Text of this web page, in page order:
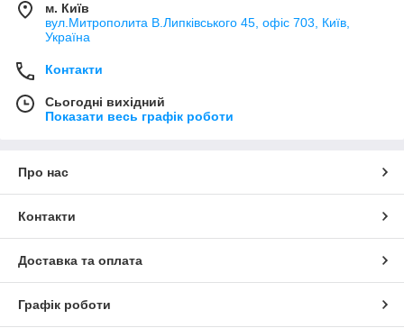
м. Київ
вул.Митрополита В.Липківського 45, офіс 703, Київ,
Україна
Контакти
Сьогодні вихідний
Показати весь графік роботи
Про нас
Контакти
Доставка та оплата
Графік роботи